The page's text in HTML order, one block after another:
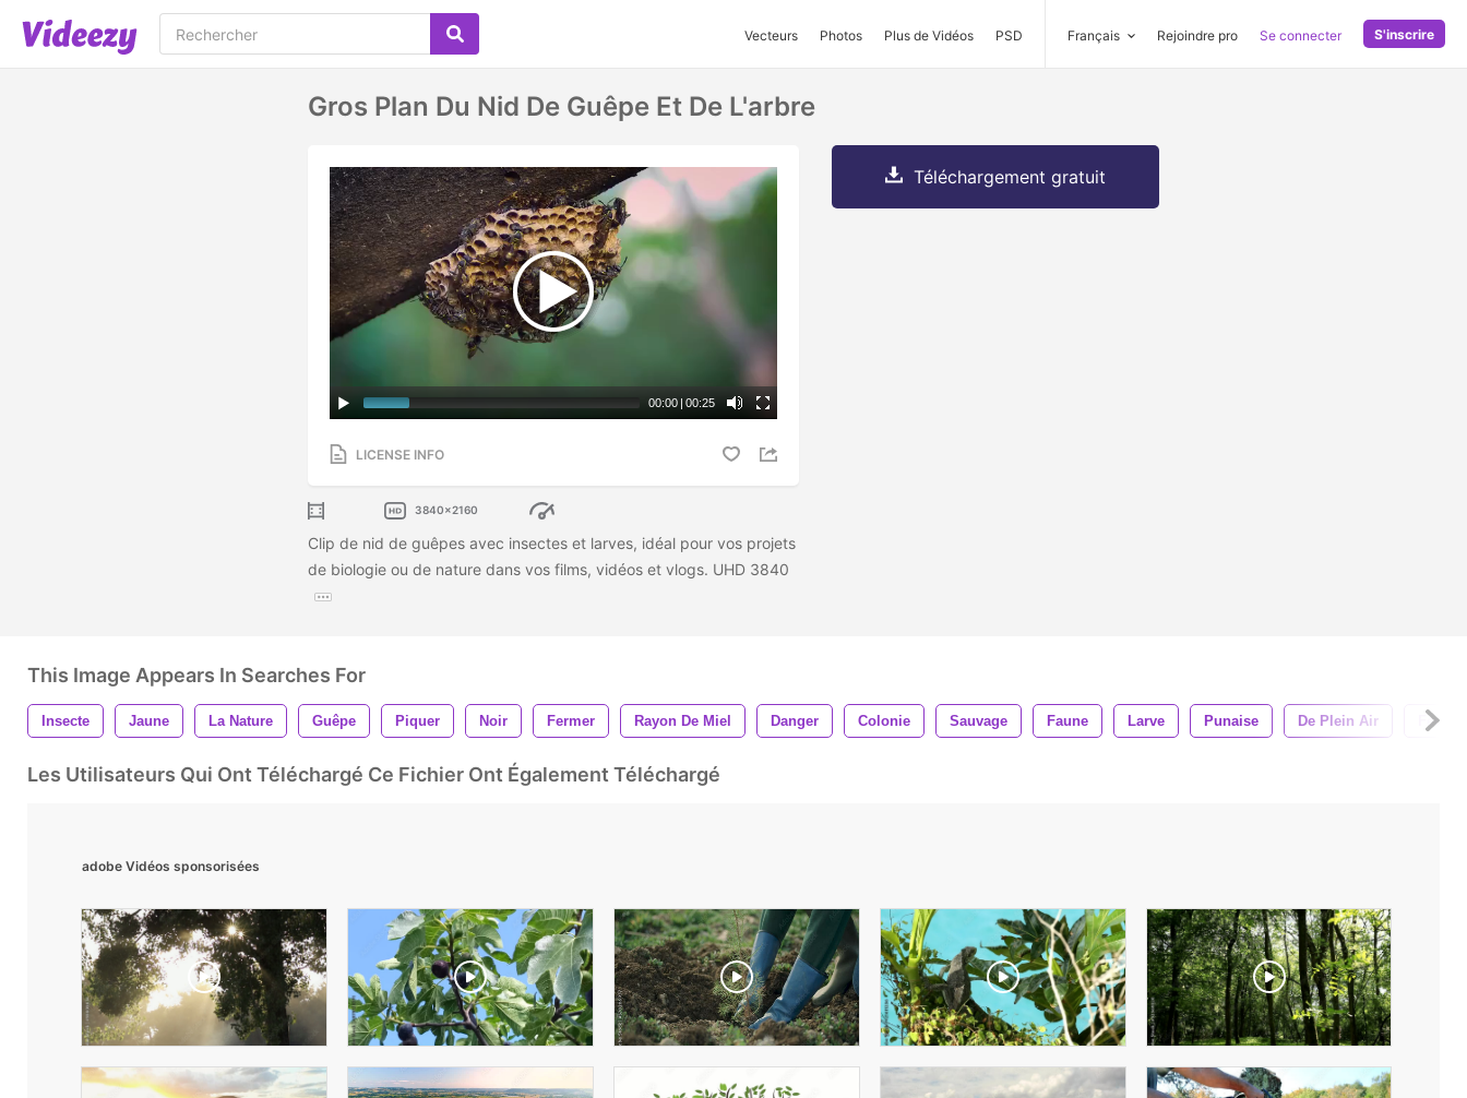
Vecteurs Photos Plus de Vidéos PSD Français Rejoindre pro Se connecter S'inscrire
Gros Plan Du Nid De Guêpe Et De L'arbre
00:00 | 00:25
LICENSE INFO
3840x2160
Clip de nid de guêpes avec insectes et larves, idéal pour vos projets
de biologie ou de nature dans vos films, vidéos et vlogs. UHD 3840
Téléchargement gratuit
This Image Appears In Searches For
Insecte Jaune La Nature Guêpe Piquer Noir Fermer Rayon De Miel Danger Colonie Sauvage Faune Larve Punaise De Plein Air Feuille
Les Utilisateurs Qui Ont Téléchargé Ce Fichier Ont Également Téléchargé
adobe Vidéos sponsorisées